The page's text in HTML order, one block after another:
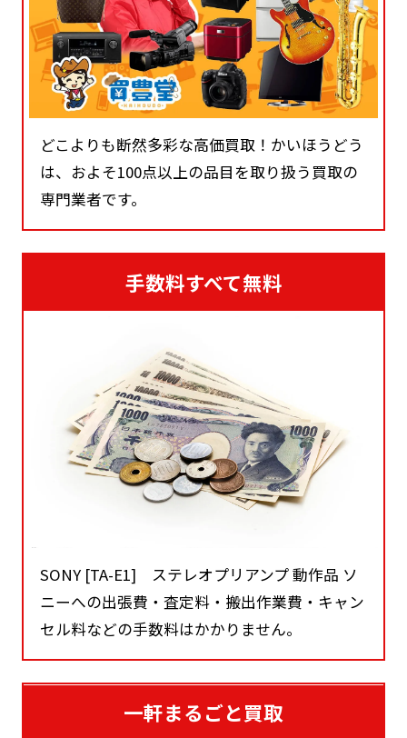
どこよりも断然多彩な高価買取！かいほうどう
は、およそ100点以上の品目を取り扱う買取の
専門業者です。
手数料すべて無料
SONY [TA-E1] ステレオプリアンプ 動作品 ソ
ニーへの出張費・査定料・搬出作業費・キャン
セル料などの手数料はかかりません。
一軒まるごと買取